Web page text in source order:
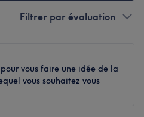
Filtrer par évaluation
vous faire une idée de la
vous souhaitez vous